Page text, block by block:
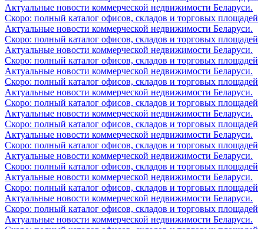
Актуальные новости коммерческой недвижимости Беларуси.
Скоро: полный каталог офисов, складов и торговых площадей
Актуальные новости коммерческой недвижимости Беларуси.
Скоро: полный каталог офисов, складов и торговых площадей
Актуальные новости коммерческой недвижимости Беларуси.
Скоро: полный каталог офисов, складов и торговых площадей
Актуальные новости коммерческой недвижимости Беларуси.
Скоро: полный каталог офисов, складов и торговых площадей
Актуальные новости коммерческой недвижимости Беларуси.
Скоро: полный каталог офисов, складов и торговых площадей
Актуальные новости коммерческой недвижимости Беларуси.
Скоро: полный каталог офисов, складов и торговых площадей
Актуальные новости коммерческой недвижимости Беларуси.
Скоро: полный каталог офисов, складов и торговых площадей
Актуальные новости коммерческой недвижимости Беларуси.
Скоро: полный каталог офисов, складов и торговых площадей
Актуальные новости коммерческой недвижимости Беларуси.
Скоро: полный каталог офисов, складов и торговых площадей
Актуальные новости коммерческой недвижимости Беларуси.
Скоро: полный каталог офисов, складов и торговых площадей
Актуальные новости коммерческой недвижимости Беларуси.